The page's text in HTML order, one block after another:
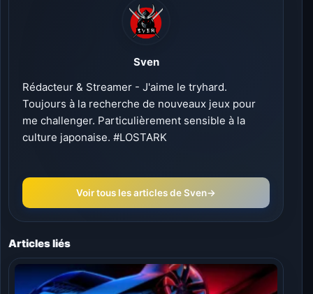
Sven
Rédacteur & Streamer - J'aime le tryhard.
Toujours à la recherche de nouveaux jeux pour
me challenger. Particulièrement sensible à la
culture japonaise. #LOSTARK
Voir tous les articles de Sven→
Articles liés